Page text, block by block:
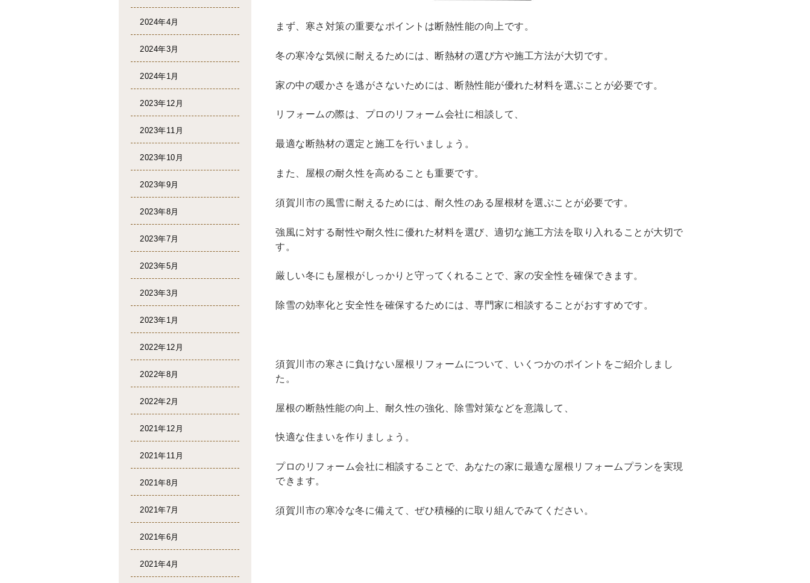
まず、寒さ対策の重要なポイントは断熱性能の向上です。
冬の寒冷な気候に耐えるためには、断熱材の選び方や施工方法が大切です。
家の中の暖かさを逃がさないためには、断熱性能が優れた材料を選ぶことが必要です。
リフォームの際は、プロのリフォーム会社に相談して、
最適な断熱材の選定と施工を行いましょう。
また、屋根の耐久性を高めることも重要です。
須賀川市の風雪に耐えるためには、耐久性のある屋根材を選ぶことが必要です。
強風に対する耐性や耐久性に優れた材料を選び、適切な施工方法を取り入れることが大切で
す。
厳しい冬にも屋根がしっかりと守ってくれることで、家の安全性を確保できます。
除雪の効率化と安全性を確保するためには、専門家に相談することがおすすめです。
須賀川市の寒さに負けない屋根リフォームについて、いくつかのポイントをご紹介しまし
た。
屋根の断熱性能の向上、耐久性の強化、除雪対策などを意識して、
快適な住まいを作りましょう。
プロのリフォーム会社に相談することで、あなたの家に最適な屋根リフォームプランを実現
できます。
須賀川市の寒冷な冬に備えて、ぜひ積極的に取り組んでみてください。
2024年4月
2024年3月
2024年1月
2023年12月
2023年11月
2023年10月
2023年9月
2023年8月
2023年7月
2023年5月
2023年3月
2023年1月
2022年12月
2022年8月
2022年2月
2021年12月
2021年11月
2021年8月
2021年7月
2021年6月
2021年4月